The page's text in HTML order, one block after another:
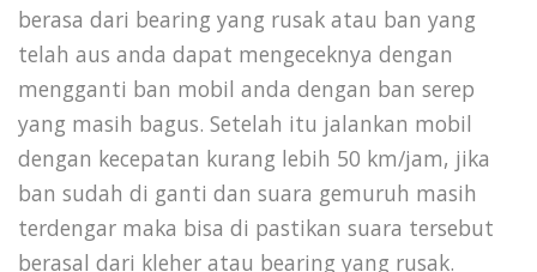
berasa dari bearing yang rusak atau ban yang
telah aus anda dapat mengeceknya dengan
mengganti ban mobil anda dengan ban serep
yang masih bagus. Setelah itu jalankan mobil
dengan kecepatan kurang lebih 50 km/jam, jika
ban sudah di ganti dan suara gemuruh masih
terdengar maka bisa di pastikan suara tersebut
berasal dari kleher atau bearing yang rusak.